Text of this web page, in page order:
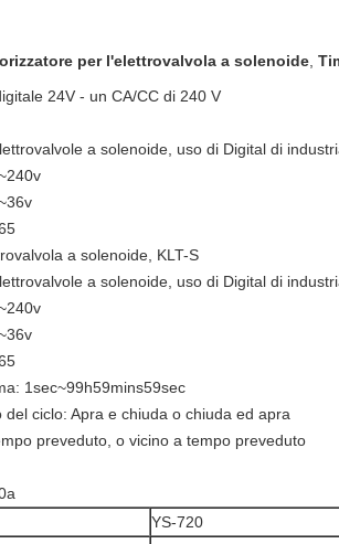
per l'elettrovalvola a solenoide
24V - un CA/CC di 240 V
a solenoide, uso di Digital di
a solenoide, KLT-S
a solenoide, uso di Digital di
1sec~99h59mins59sec
ciclo: Apra e chiuda o chiuda ed apra
preveduto, o vicino a tempo preveduto
YS-720